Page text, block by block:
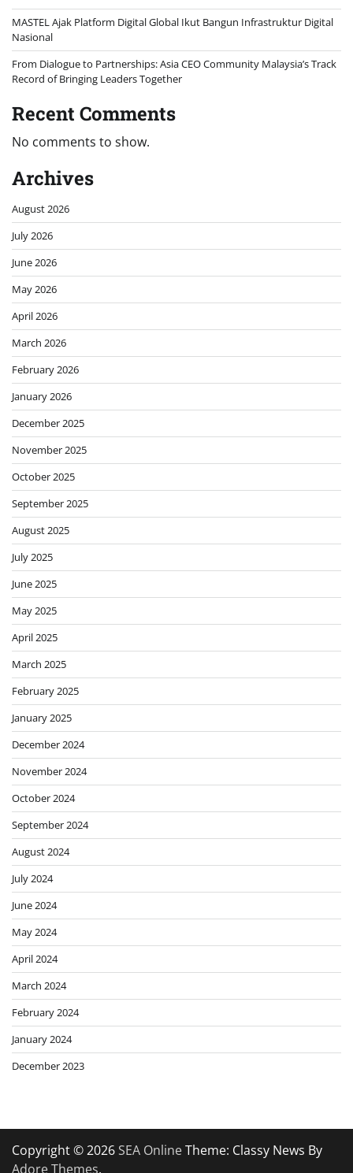
MASTEL Ajak Platform Digital Global Ikut Bangun Infrastruktur Digital
Nasional
From Dialogue to Partnerships: Asia CEO Community Malaysia’s Track
Record of Bringing Leaders Together
Recent Comments
No comments to show.
Archives
August 2026
July 2026
June 2026
May 2026
April 2026
March 2026
February 2026
January 2026
December 2025
November 2025
October 2025
September 2025
August 2025
July 2025
June 2025
May 2025
April 2025
March 2025
February 2025
January 2025
December 2024
November 2024
October 2024
September 2024
August 2024
July 2024
June 2024
May 2024
April 2024
March 2024
February 2024
January 2024
December 2023
Copyright © 2026SEA OnlineTheme: Classy News By
Adore Themes.